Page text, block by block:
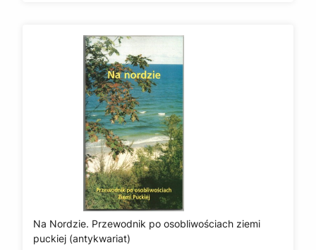
Na Nordzie. Przewodnik po osobliwościach ziemi
puckiej (antykwariat)